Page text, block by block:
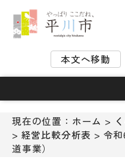
ョ
ス
本文へ移動
現在の位置： ホーム >
> 経営比較分析表 > 令
道事業）